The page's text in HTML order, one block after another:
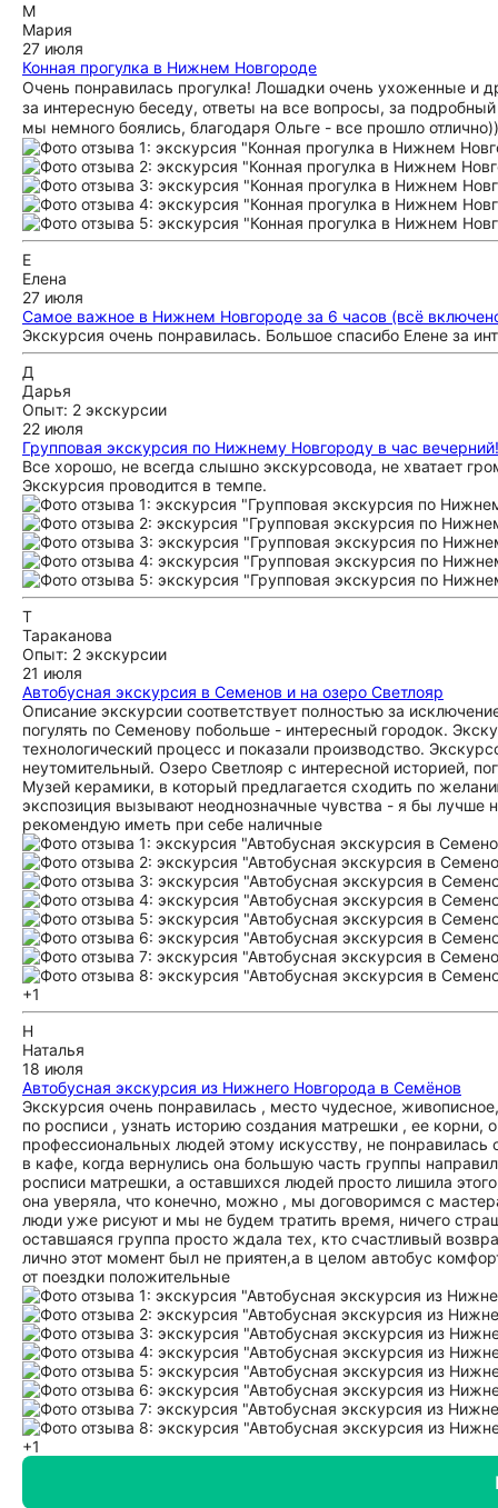
М
Мария
27 июля
Конная прогулка в Нижнем Новгороде
Очень понравилась прогулка! Лошадки очень ухоженные и
за интересную беседу, ответы на все вопросы, за
мы немного боялись, благодаря Ольге - все прошло
Е
Елена
27 июля
Самое важное в Нижнем Новгороде за 6 часов (всё
Экскурсия очень понравилась. Большое спасибо Елене за
Д
Дарья
Опыт: 2 экскурсии
22 июля
Групповая экскурсия по Нижнему Новгороду в час вечерний!
Все хорошо, не всегда слышно экскурсовода, не хватает
Экскурсия проводится в темпе.
Т
Тараканова
Опыт: 2 экскурсии
21 июля
Автобусная экскурсия в Семенов и на озеро Светлояр
Описание экскурсии соответствует полностью за
погулять по Семенову побольше - интересный городок.
технологический процесс и показали производство.
неутомительный. Озеро Светлояр с интересной историей,
Музей керамики, в который предлагается сходить по
экспозиция вызывают неоднозначные чувства - я бы лучше
рекомендую иметь при себе наличные
+1
Н
Наталья
18 июля
Автобусная экскурсия из Нижнего Новгорода в Семёнов
Экскурсия очень понравилась , место чудесное,
по росписи , узнать историю создания матрешки , ее корни,
профессиональных людей этому искусству, не
в кафе, когда вернулись она большую часть группы
росписи матрешки, а оставшихся людей просто лишила
она уверяла, что конечно, можно , мы договоримся с
люди уже рисуют и мы не будем тратить время, ничего
оставшаяся группа просто ждала тех, кто счастливый
лично этот момент был не приятен,а в целом автобус
от поездки положительные
+1